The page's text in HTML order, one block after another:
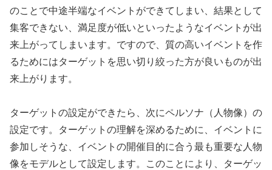
のことで中途半端なイベントができてしまい、結果として
集客できない、満足度が低いといったようなイベントが出
来上がってしまいます。ですので、質の高いイベントを作
るためにはターゲットを思い切り絞った方が良いものが出
来上がります。
ターゲットの設定ができたら、次にペルソナ（人物像）の
設定です。ターゲットの理解を深めるために、イベントに
参加しそうな、イベントの開催目的に合う最も重要な人物
像をモデルとして設定します。このことにより、ターゲッ